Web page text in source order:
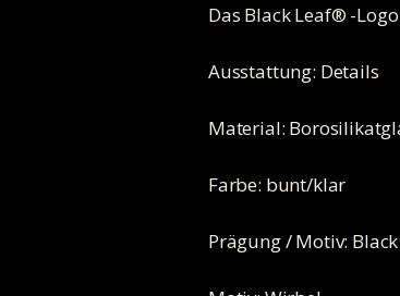
Das Black Leaf® -
Ausstattung: Details
Material:
Farbe: bunt/klar
Prägung / Motiv: